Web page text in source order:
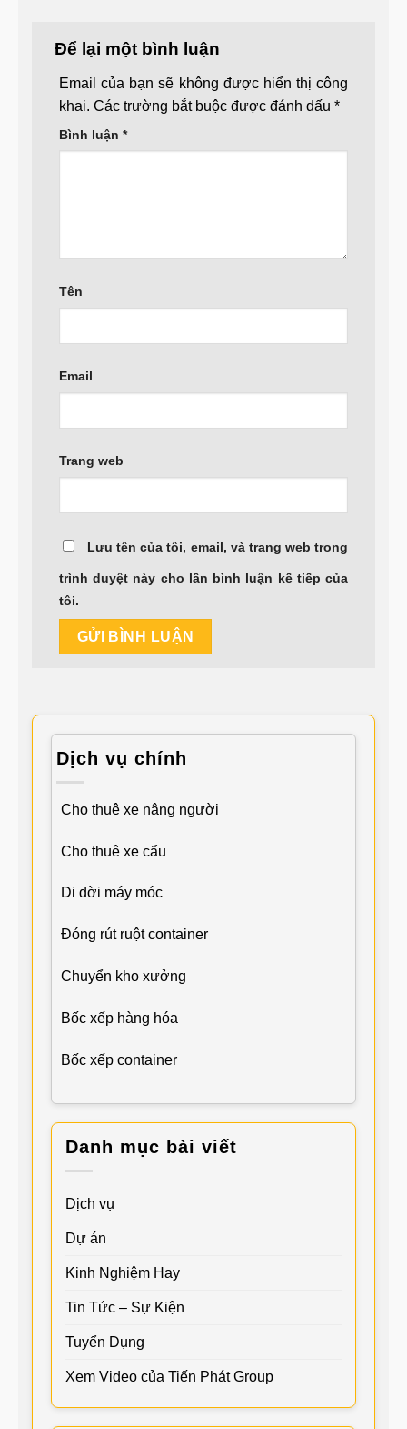
Để lại một bình luận
Email của bạn sẽ không được hiển thị công
khai. Các trường bắt buộc được đánh dấu *
Bình luận *
Tên
Email
Trang web
Lưu tên của tôi, email, và trang web trong
trình duyệt này cho lần bình luận kế tiếp của
tôi.
Dịch vụ chính
Cho thuê xe nâng người
Cho thuê xe cẩu
Di dời máy móc
Đóng rút ruột container
Chuyển kho xưởng
Bốc xếp hàng hóa
Bốc xếp container
Danh mục bài viết
Dịch vụ
Dự án
Kinh Nghiệm Hay
Tin Tức – Sự Kiện
Tuyển Dụng
Xem Video của Tiến Phát Group